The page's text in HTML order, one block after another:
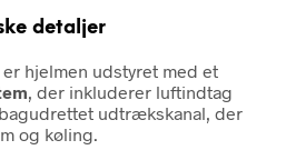
detaljer
hjelmen udstyret med et
, der inkluderer luftindtag
udtrækskanal, der
og køling.